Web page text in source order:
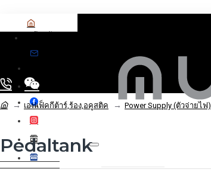
ติดตามเราบน
เอฟเฟ็คกีต้าร์,ร้อง,อคูสติค Power Supply (ตัวจ่ายไฟ)
Pedaltank